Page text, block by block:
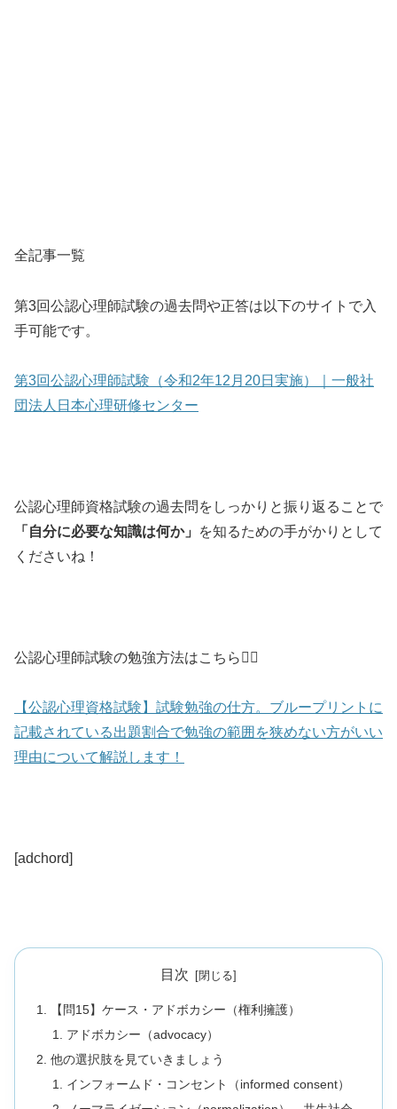
全記事一覧
第3回公認心理師試験の過去問や正答は以下のサイトで入
手可能です。
第3回公認心理師試験（令和2年12月20日実施）｜一般社
団法人日本心理研修センター
公認心理師資格試験の過去問をしっかりと振り返ることで
「自分に必要な知識は何か」
を知るための手がかりとして
くださいね！
公認心理師試験の勉強方法はこちら💁‍♀️
【公認心理資格試験】試験勉強の仕方。ブループリントに
記載されている出題割合で勉強の範囲を狭めない方がいい
理由について解説します！
[adchord]
目次
【問15】ケース・アドボカシー（権利擁護）
アドボカシー（advocacy）
他の選択肢を見ていきましょう
インフォームド・コンセント（informed consent）